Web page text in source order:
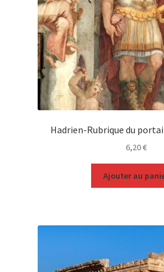
Hadrien-Rubrique du
6,20€
Ajouter au